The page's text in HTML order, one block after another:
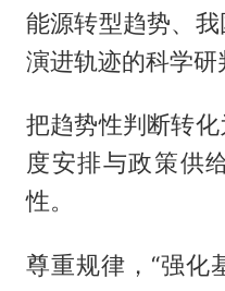
能源转型趋势、
演进轨迹的科学研
把趋势性判断转
度安排与政策供
性。
尊重规律，“强化